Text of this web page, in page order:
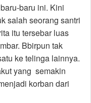
baru ini. Kini
salah seorang santri
itu tersebar luas
Bbirpun tak
ke telinga lainnya.
yang semakin
korban dari